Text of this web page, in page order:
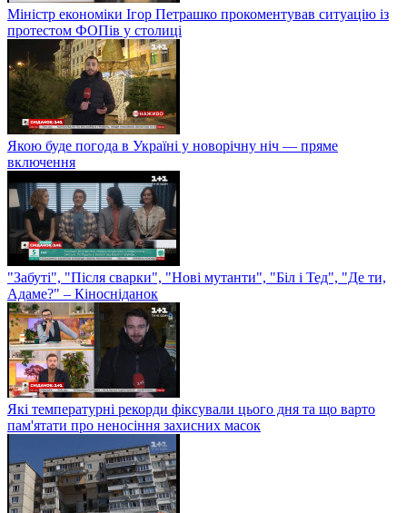
Міністр економіки Ігор Петрашко прокоментував ситуацію із
протестом ФОПів у столиці
Якою буде погода в Україні у новорічну ніч — пряме
включення
"Забуті", "Після сварки", "Нові мутанти", "Біл і Тед", "Де ти,
Адаме?" – Кіносніданок
Які температурні рекорди фіксували цього дня та що варто
пам'ятати про неносіння захисних масок